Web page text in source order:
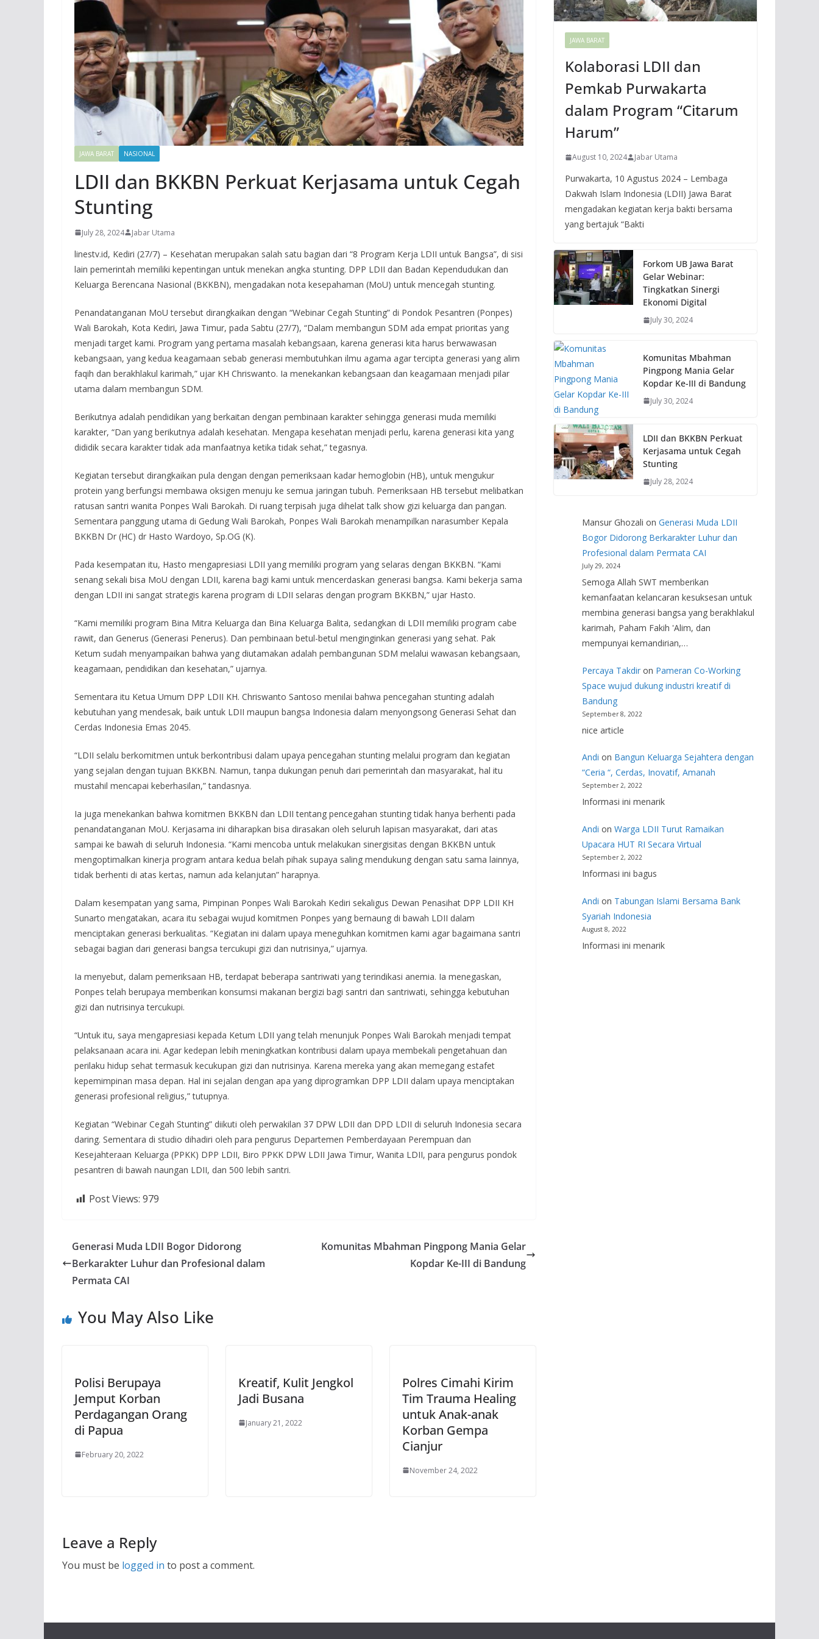
JAWA BARAT NASIONAL
LDII dan BKKBN Perkuat Kerjasama untuk Cegah
Stunting
July 28, 2024 Jabar Utama
linestv.id, Kediri (27/7) – Kesehatan merupakan salah satu bagian dari “8 Program Kerja LDII untuk Bangsa”, di sisi
lain pemerintah memiliki kepentingan untuk menekan angka stunting. DPP LDII dan Badan Kependudukan dan
Keluarga Berencana Nasional (BKKBN), mengadakan nota kesepahaman (MoU) untuk mencegah stunting.
Penandatanganan MoU tersebut dirangkaikan dengan “Webinar Cegah Stunting” di Pondok Pesantren (Ponpes)
Wali Barokah, Kota Kediri, Jawa Timur, pada Sabtu (27/7), “Dalam membangun SDM ada empat prioritas yang
menjadi target kami. Program yang pertama masalah kebangsaan, karena generasi kita harus berwawasan
kebangsaan, yang kedua keagamaan sebab generasi membutuhkan ilmu agama agar tercipta generasi yang alim
faqih dan berakhlakul karimah,” ujar KH Chriswanto. Ia menekankan kebangsaan dan keagamaan menjadi pilar
utama dalam membangun SDM.
Berikutnya adalah pendidikan yang berkaitan dengan pembinaan karakter sehingga generasi muda memiliki
karakter, “Dan yang berikutnya adalah kesehatan. Mengapa kesehatan menjadi perlu, karena generasi kita yang
dididik secara karakter tidak ada manfaatnya ketika tidak sehat,” tegasnya.
Kegiatan tersebut dirangkaikan pula dengan dengan pemeriksaan kadar hemoglobin (HB), untuk mengukur
protein yang berfungsi membawa oksigen menuju ke semua jaringan tubuh. Pemeriksaan HB tersebut melibatkan
ratusan santri wanita Ponpes Wali Barokah. Di ruang terpisah juga dihelat talk show gizi keluarga dan pangan.
Sementara panggung utama di Gedung Wali Barokah, Ponpes Wali Barokah menampilkan narasumber Kepala
BKKBN Dr (HC) dr Hasto Wardoyo, Sp.OG (K).
Pada kesempatan itu, Hasto mengapresiasi LDII yang memiliki program yang selaras dengan BKKBN. “Kami
senang sekali bisa MoU dengan LDII, karena bagi kami untuk mencerdaskan generasi bangsa. Kami bekerja sama
dengan LDII ini sangat strategis karena program di LDII selaras dengan program BKKBN,” ujar Hasto.
“Kami memiliki program Bina Mitra Keluarga dan Bina Keluarga Balita, sedangkan di LDII memiliki program cabe
rawit, dan Generus (Generasi Penerus). Dan pembinaan betul-betul menginginkan generasi yang sehat. Pak
Ketum sudah menyampaikan bahwa yang diutamakan adalah pembangunan SDM melalui wawasan kebangsaan,
keagamaan, pendidikan dan kesehatan,” ujarnya.
Sementara itu Ketua Umum DPP LDII KH. Chriswanto Santoso menilai bahwa pencegahan stunting adalah
kebutuhan yang mendesak, baik untuk LDII maupun bangsa Indonesia dalam menyongsong Generasi Sehat dan
Cerdas Indonesia Emas 2045.
“LDII selalu berkomitmen untuk berkontribusi dalam upaya pencegahan stunting melalui program dan kegiatan
yang sejalan dengan tujuan BKKBN. Namun, tanpa dukungan penuh dari pemerintah dan masyarakat, hal itu
mustahil mencapai keberhasilan,” tandasnya.
Ia juga menekankan bahwa komitmen BKKBN dan LDII tentang pencegahan stunting tidak hanya berhenti pada
penandatanganan MoU. Kerjasama ini diharapkan bisa dirasakan oleh seluruh lapisan masyarakat, dari atas
sampai ke bawah di seluruh Indonesia. “Kami mencoba untuk melakukan sinergisitas dengan BKKBN untuk
mengoptimalkan kinerja program antara kedua belah pihak supaya saling mendukung dengan satu sama lainnya,
tidak berhenti di atas kertas, namun ada kelanjutan” harapnya.
Dalam kesempatan yang sama, Pimpinan Ponpes Wali Barokah Kediri sekaligus Dewan Penasihat DPP LDII KH
Sunarto mengatakan, acara itu sebagai wujud komitmen Ponpes yang bernaung di bawah LDII dalam
menciptakan generasi berkualitas. “Kegiatan ini dalam upaya meneguhkan komitmen kami agar bagaimana santri
sebagai bagian dari generasi bangsa tercukupi gizi dan nutrisinya,” ujarnya.
Ia menyebut, dalam pemeriksaan HB, terdapat beberapa santriwati yang terindikasi anemia. Ia menegaskan,
Ponpes telah berupaya memberikan konsumsi makanan bergizi bagi santri dan santriwati, sehingga kebutuhan
gizi dan nutrisinya tercukupi.
“Untuk itu, saya mengapresiasi kepada Ketum LDII yang telah menunjuk Ponpes Wali Barokah menjadi tempat
pelaksanaan acara ini. Agar kedepan lebih meningkatkan kontribusi dalam upaya membekali pengetahuan dan
perilaku hidup sehat termasuk kecukupan gizi dan nutrisinya. Karena mereka yang akan memegang estafet
kepemimpinan masa depan. Hal ini sejalan dengan apa yang diprogramkan DPP LDII dalam upaya menciptakan
generasi profesional religius,” tutupnya.
Kegiatan “Webinar Cegah Stunting” diikuti oleh perwakilan 37 DPW LDII dan DPD LDII di seluruh Indonesia secara
daring. Sementara di studio dihadiri oleh para pengurus Departemen Pemberdayaan Perempuan dan
Kesejahteraan Keluarga (PPKK) DPP LDII, Biro PPKK DPW LDII Jawa Timur, Wanita LDII, para pengurus pondok
pesantren di bawah naungan LDII, dan 500 lebih santri.
Post Views: 979
Generasi Muda LDII Bogor Didorong
Berkarakter Luhur dan Profesional dalam
Permata CAI
Komunitas Mbahman Pingpong Mania Gelar
Kopdar Ke-III di Bandung
You May Also Like
Polisi Berupaya
Jemput Korban
Perdagangan Orang
di Papua
February 20, 2022
Kreatif, Kulit Jengkol
Jadi Busana
January 21, 2022
Polres Cimahi Kirim
Tim Trauma Healing
untuk Anak-anak
Korban Gempa
Cianjur
November 24, 2022
Leave a Reply
You must be logged in to post a comment.
JAWA BARAT
Kolaborasi LDII dan
Pemkab Purwakarta
dalam Program “Citarum
Harum”
August 10, 2024 Jabar Utama
Purwakarta, 10 Agustus 2024 – Lembaga
Dakwah Islam Indonesia (LDII) Jawa Barat
mengadakan kegiatan kerja bakti bersama
yang bertajuk “Bakti
Forkom UB Jawa Barat
Gelar Webinar:
Tingkatkan Sinergi
Ekonomi Digital
July 30, 2024
Komunitas Mbahman
Pingpong Mania Gelar
Kopdar Ke-III di Bandung
July 30, 2024
LDII dan BKKBN Perkuat
Kerjasama untuk Cegah
Stunting
July 28, 2024
Mansur Ghozali on Generasi Muda LDII
Bogor Didorong Berkarakter Luhur dan
Profesional dalam Permata CAI
July 29, 2024
Semoga Allah SWT memberikan
kemanfaatan kelancaran kesuksesan untuk
membina generasi bangsa yang berakhlakul
karimah, Paham Fakih 'Alim, dan
mempunyai kemandirian,…
Percaya Takdiron Pameran Co-Working
Space wujud dukung industri kreatif di
Bandung
September 8, 2022
nice article
Andi on Bangun Keluarga Sejahtera dengan
“Ceria “, Cerdas, Inovatif, Amanah
September 2, 2022
Informasi ini menarik
Andi on Warga LDII Turut Ramaikan
Upacara HUT RI Secara Virtual
September 2, 2022
Informasi ini bagus
Andi on Tabungan Islami Bersama Bank
Syariah Indonesia
August 8, 2022
Informasi ini menarik